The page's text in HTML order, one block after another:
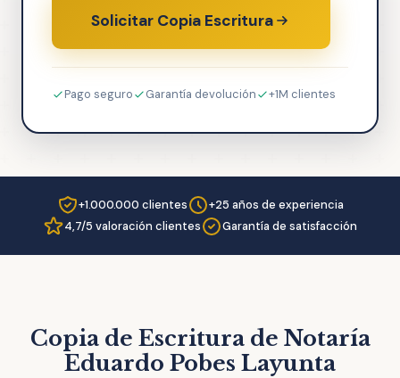
Solicitar Copia Escritura
Pago seguro Garantía devolución +1M clientes
+1.000.000 clientes
+25 años de experiencia
4,7/5 valoración clientes
Garantía de satisfacción
Copia de Escritura de Notaría
Eduardo Pobes Layunta